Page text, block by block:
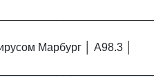
Марбург │ A98.3 │